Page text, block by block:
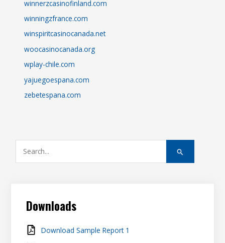
winnerzcasinofinland.com
winningzfrance.com
winspiritcasinocanada.net
woocasinocanada.org
wplay-chile.com
yajuegoespana.com
zebetespana.com
Downloads
Download Sample Report 1